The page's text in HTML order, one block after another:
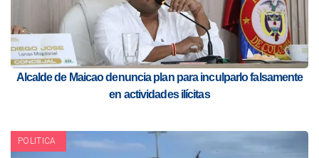
Alcalde de Maicao denuncia plan para inculparlo falsamente
en actividades ilícitas
POLITICA